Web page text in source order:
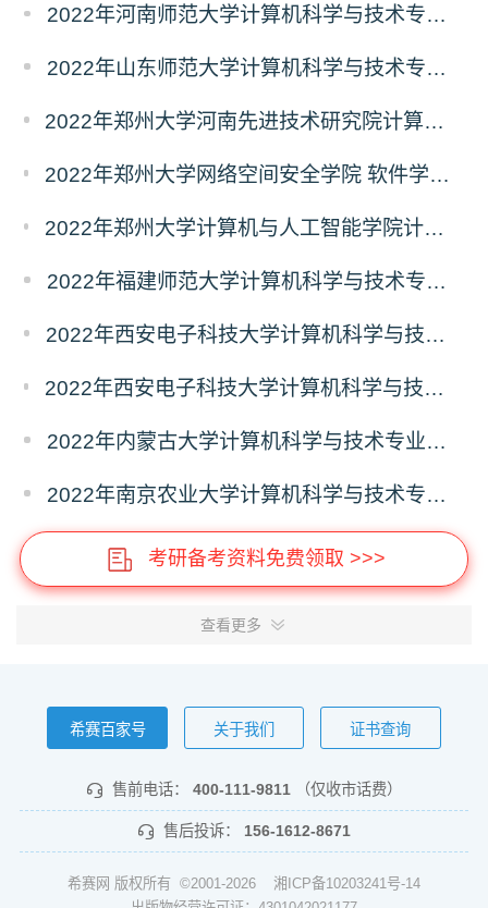
2022年河南师范大学计算机科学与技术专业报录比
2022年山东师范大学计算机科学与技术专业报录比
2022年郑州大学河南先进技术研究院计算机科学与技术专业报录比
2022年郑州大学网络空间安全学院 软件学院计算机科学与技术专业报录比
2022年郑州大学计算机与人工智能学院计算机科学与技术专业报录比
2022年福建师范大学计算机科学与技术专业报录比
2022年西安电子科技大学计算机科学与技术专业报录比
2022年西安电子科技大学计算机科学与技术学院计算机科学与技术专业报录比
2022年内蒙古大学计算机科学与技术专业报录比
2022年南京农业大学计算机科学与技术专业报录比
考研备考资料免费领取 >>>
查看更多
希赛百家号 关于我们 证书查询
售前电话： 400-111-9811 （仅收市话费）
售后投诉： 156-1612-8671
希赛网 版权所有 ©2001-2026 湘ICP备10203241号-14